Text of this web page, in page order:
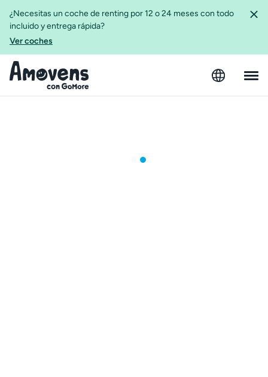
¿Necesitas un coche de renting por 12 o 24 meses con todo
incluido y entrega rápida?
Ver coches